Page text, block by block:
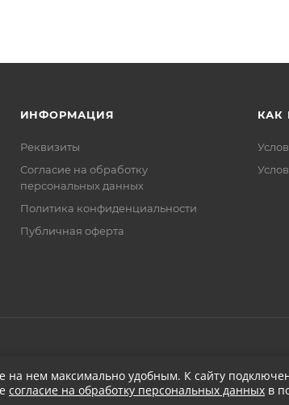
ИНФОРМАЦИЯ
Реквизиты
Соглаcие на обработку
персональных данных
Политика конфиденциальности
Публичная оферта
КАК
нем максимально удобным. К cайту
согласие на обработку персональных данных в